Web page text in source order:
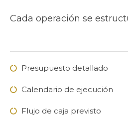
Cada operación se
Presupuesto detallado
Calendario de ejecución
Flujo de caja previsto